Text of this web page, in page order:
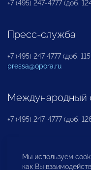
+7 (495) 247-4777 (доб.
Пресс-служба
+7 (495) 247 4777 (доб.
pressa@opora.ru
+7 (495) 247-4777 (доб.
Бюро по защите
инвесторов
Мы используем
как Вы